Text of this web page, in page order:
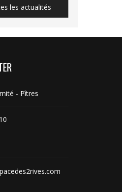
les actualités
- Pîtres